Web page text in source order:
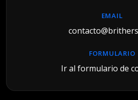
EMAIL
FORMULARIO
Ir al formulario de